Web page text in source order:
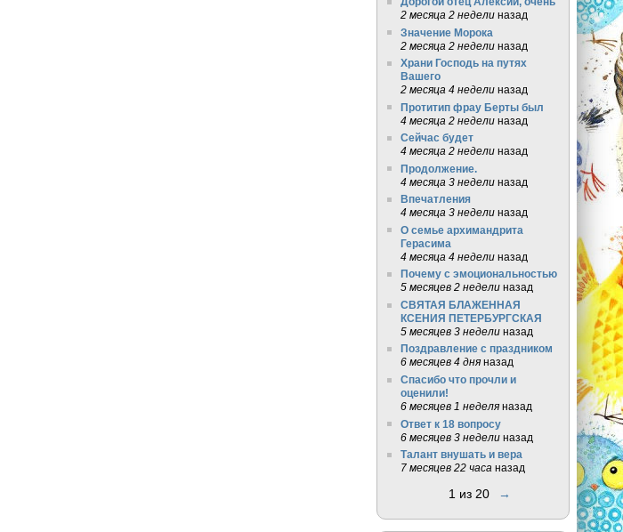
2 месяца 2 неделиназад
Значение Морока
2 месяца 2 неделиназад
Храни Господь на путях
Вашего
2 месяца 4 неделиназад
Протитип фрау Берты был
4 месяца 2 неделиназад
Сейчас будет
4 месяца 2 неделиназад
Продолжение.
4 месяца 3 неделиназад
Впечатления
4 месяца 3 неделиназад
О семье архимандрита
Герасима
4 месяца 4 неделиназад
Почему с эмоциональностью
5 месяцев 2 неделиназад
СВЯТАЯ БЛАЖЕННАЯ
КСЕНИЯ ПЕТЕРБУРГСКАЯ
5 месяцев 3 неделиназад
Поздравление с праздником
6 месяцев 4 дняназад
Спасибо что прочли и
оценили!
6 месяцев 1 неделяназад
Ответ к 18 вопросу
6 месяцев 3 неделиназад
Талант внушать и вера
7 месяцев 22 часа назад
1 из 20 →